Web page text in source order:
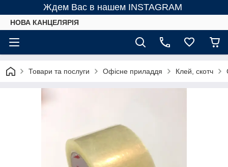
Ждем Вас в нашем INSTAGRAM
НОВА КАНЦЕЛЯРІЯ
Товари та послуги Офісне приладдя Клей, скотч